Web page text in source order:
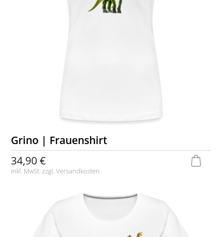
Grino | Frauenshirt
34,90 €
inkl. MwSt. zzgl.Versandkosten